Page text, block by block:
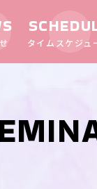
タイムスケジュ